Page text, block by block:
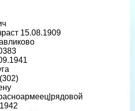
15.08.1909